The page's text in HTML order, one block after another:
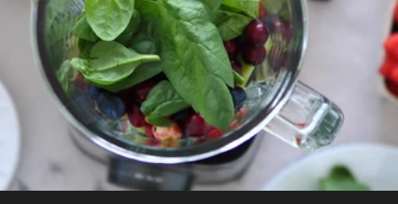
PROTEIN POWDERSBest Seller
Proteina di piselli
Proteine del Siero di Latte da
Allevamento al Pascolo
Peptidi di collagene
Whey al cioccolato da latte di mucche
alimentate a erba
Whey di erba alimentata alla vaniglia
Siero di latte da bovini alimentati a erba
Shop All Protein Powders